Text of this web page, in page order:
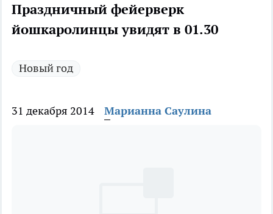
Праздничный фейерверк
йошкаролинцы увидят в 01.30
Новый год
31 декабря 2014 Марианна Саулина